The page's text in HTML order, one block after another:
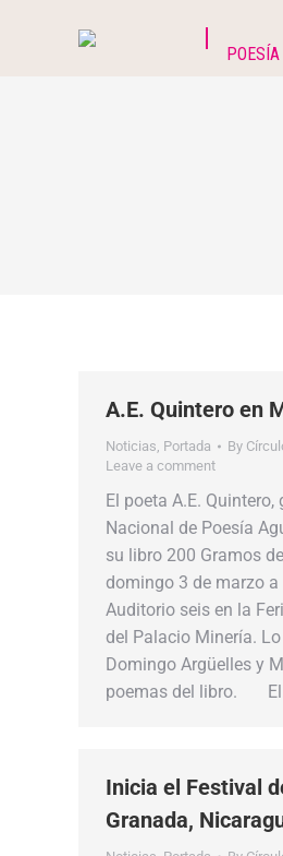
A.E. Quintero en
Noticias, Portada By
Leave a comment
El poeta A.E.
Nacional de Poesía
su libro 200 Gramos
domingo 3 de marzo
Auditorio seis en la
del Palacio Minería.
Domingo Argüelles y
poemas del libro.
Inicia el Festival
Granada,